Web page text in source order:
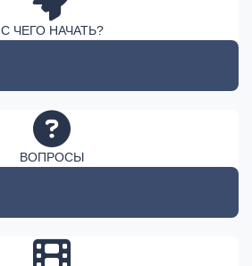
С ЧЕГО НАЧАТЬ?
ВОПРОСЫ